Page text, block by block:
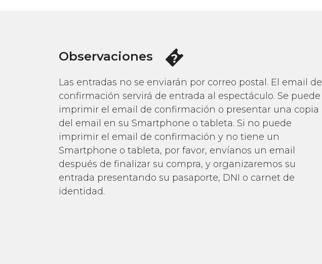
Observaciones
Las entradas no se enviarán por correo postal. El email de
confirmación servirá de entrada al espectáculo. Se puede
imprimir el email de confirmación o presentar una copia
del email en su Smartphone o tableta. Si no puede
imprimir el email de confirmación y no tiene un
Smartphone o tableta, por favor, envíanos un email
después de finalizar su compra, y organizaremos su
entrada presentando su pasaporte, DNI o carnet de
identidad.